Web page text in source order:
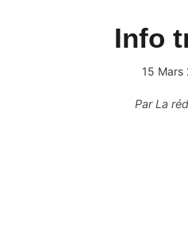
Info
15 Mars
ParLa